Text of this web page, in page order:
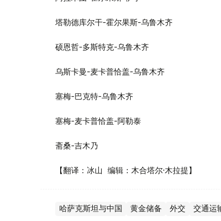
塔勒德库尔干-霍尔果斯-乌鲁木齐
硕恩哲-多斯特克-乌鲁木齐
乌斯卡曼-麦卡普恰盖-乌鲁木齐
塞梅-巴克特-乌鲁木齐
塞梅-麦卡普恰盖-阿勒泰
斋桑-吉木乃
【翻译：冰山 编辑：木合塔尔·木拉提】
哈萨克斯坦与中国 黄金储备 外交 交通运